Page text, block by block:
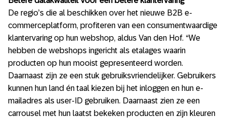
De regio’s die al beschikken over het nieuwe B2B e-
commerceplatform, profiteren van een consumentwaardige
klantervaring op hun webshop, aldus Van den Hof. “We
hebben de webshops ingericht als etalages waarin
producten op hun mooist gepresenteerd worden.
Daarnaast zijn ze een stuk gebruiksvriendelijker. Gebruikers
kunnen hun land én taal kiezen bij het inloggen en hun e-
mailadres als user-ID gebruiken. Daarnaast zien ze een
carrousel met hun laatst bekeken producten en zijn kleuren